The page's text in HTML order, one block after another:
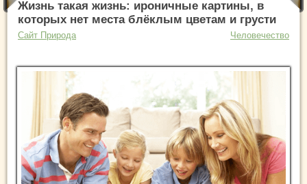
Жизнь такая жизнь: ироничные картины, в
которых нет места блёклым цветам и грусти
Сайт Природа Человечество